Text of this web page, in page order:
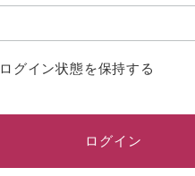
ログイン状態を保持する